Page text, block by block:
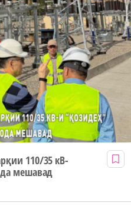
110/35 кВ-
мешавад